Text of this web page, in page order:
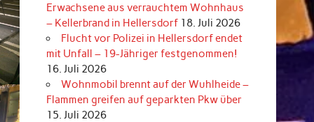
Erwachsene aus verrauchtem Wohnhaus
– Kellerbrand in Hellersdorf 18. Juli 2026
Flucht vor Polizei in Hellersdorf endet
mit Unfall – 19-Jähriger festgenommen!
16. Juli 2026
Wohnmobil brennt auf der Wuhlheide –
Flammen greifen auf geparkten Pkw über
15. Juli 2026